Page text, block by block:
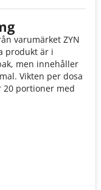
varumärket ZYN
produkt är i
men innehåller
Vikten per dosa
20 portioner med